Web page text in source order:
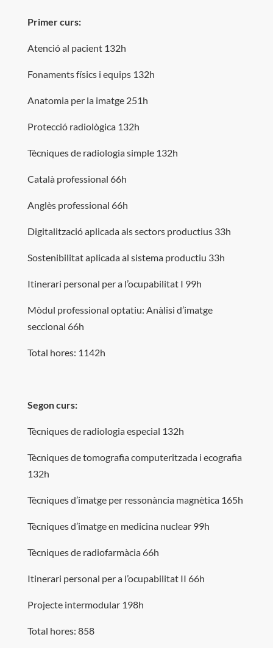
Primer curs:
Atenció al pacient 132h
Fonaments físics i equips 132h
Anatomia per la imatge 251h
Protecció radiològica 132h
Tècniques de radiologia simple 132h
Català professional 66h
Anglès professional 66h
Digitalització aplicada als sectors productius 33h
Sostenibilitat aplicada al sistema productiu 33h
Itinerari personal per a l’ocupabilitat I 99h
Mòdul professional optatiu: Anàlisi d’imatge
seccional 66h
Total hores: 1142h
Segon curs:
Tècniques de radiologia especial 132h
Tècniques de tomografia computeritzada i ecografia
132h
Tècniques d’imatge per ressonància magnètica 165h
Tècniques d’imatge en medicina nuclear 99h
Tècniques de radiofarmàcia 66h
Itinerari personal per a l’ocupabilitat II 66h
Projecte intermodular 198h
Total hores: 858